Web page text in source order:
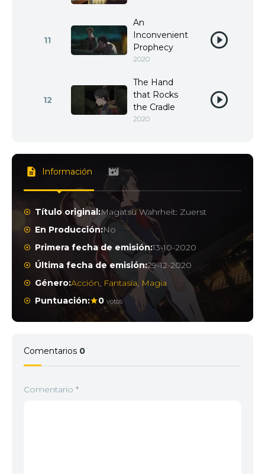
11
An
Inconvenient
Prophecy
2020
12
The Hand
that Rocks
the Cradle
2020
Información
Título original:Magatsu Wahrheit: Zuerst
En Producción:No
Primera fecha de emisión:13-10-2020
Última fecha de emisión:29-12-2020
Género:Acción, Fantasía, Magia
Puntuación:
0 votos
Comentarios 0
Comentario *